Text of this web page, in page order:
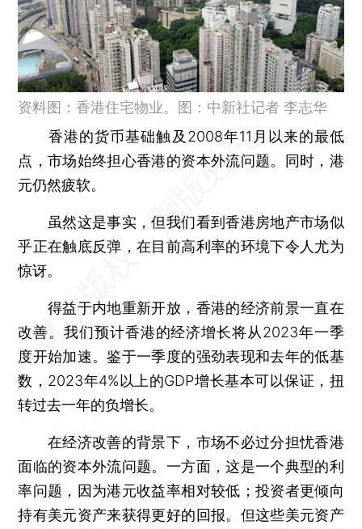
资料图：香港住宅物业。图：中新社记者 李志华
香港的货币基础触及2008年11月以来的最低
点，市场始终担心香港的资本外流问题。同时，港
元仍然疲软。
虽然这是事实，但我们看到香港房地产市场似
乎正在触底反弹，在目前高利率的环境下令人尤为
惊讶。
得益于内地重新开放，香港的经济前景一直在
改善。我们预计香港的经济增长将从2023年一季
度开始加速。鉴于一季度的强劲表现和去年的低基
数，2023年4%以上的GDP增长基本可以保证，扭
转过去一年的负增长。
在经济改善的背景下，市场不必过分担忧香港
面临的资本外流问题。一方面，这是一个典型的利
率问题，因为港元收益率相对较低；投资者更倾向
持有美元资产来获得更好的回报。但这些美元资产